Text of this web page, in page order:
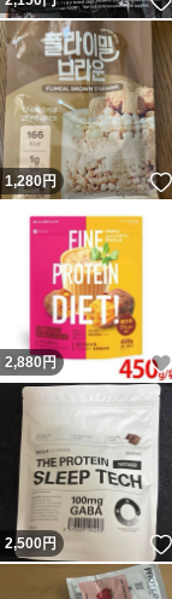
1,280円
2,880円
2,500円